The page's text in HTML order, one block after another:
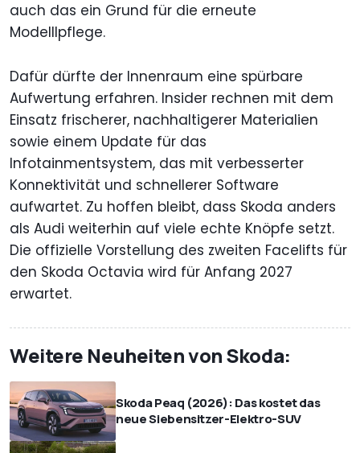
auch das ein Grund für die erneute
Modelllpflege.
Dafür dürfte der Innenraum eine spürbare
Aufwertung erfahren. Insider rechnen mit dem
Einsatz frischerer, nachhaltigerer Materialien
sowie einem Update für das
Infotainmentsystem, das mit verbesserter
Konnektivität und schnellerer Software
aufwartet. Zu hoffen bleibt, dass Skoda anders
als Audi weiterhin auf viele echte Knöpfe setzt.
Die offizielle Vorstellung des zweiten Facelifts für
den Skoda Octavia wird für Anfang 2027
erwartet.
Weitere Neuheiten von Skoda:
Skoda Peaq (2026): Das kostet das
neue Siebensitzer-Elektro-SUV